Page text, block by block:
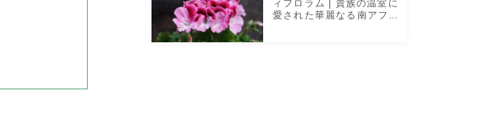
ィフロラム | 貴族の温室に
愛された華麗なる南アフリ